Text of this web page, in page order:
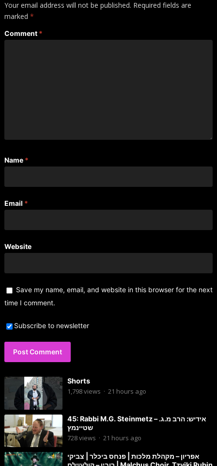
Your email address will not be published. Required fields are
marked *
Comment *
Name *
Email *
Website
Save my name, email, and website in this browser for the next
time I comment.
Subscribe to newsletter
Shorts
1,798views · 21 hours ago
45: Rabbi M.G. Steinmetz – אידיש: הרב מ.ג.
שטיינמץ
728views · 21 hours ago
אפריון – מקהלת מלכות | פנחס ביכלר | צביקי